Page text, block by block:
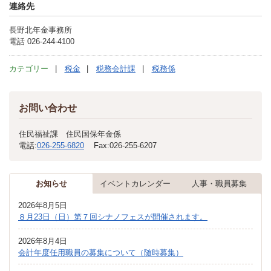
連絡先
長野北年金事務所
電話 026-244-4100
カテゴリー 税金 税務会計課 税務係
お問い合わせ
住民福祉課 住民国保年金係
電話:026-255-6820 Fax:026-255-6207
お知らせ イベントカレンダー 人事・職員募集
2026年8月5日
８月23日（日）第７回シナノフェスが開催されます。
2026年8月4日
会計年度任用職員の募集について（随時募集）